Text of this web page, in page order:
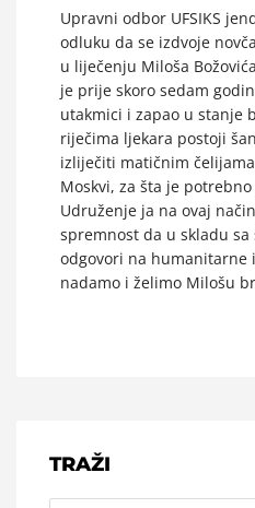
Upravni odbor UFSIKS
odluku da se izdvoje
u liječenju Miloša
je prije skoro sedam
utakmici i zapao u stanje
riječima ljekara postoji
izliječiti matičnim
Moskvi, za šta je
Udruženje ja na ovaj
spremnost da u skladu
odgovori na humanitarne
nadamo i želimo Milošu
TRAŽI